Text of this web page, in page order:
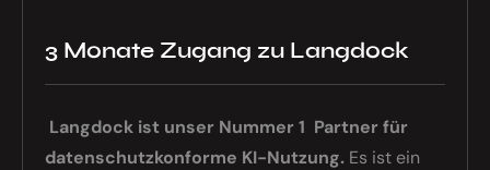
3 Monate Zugang zu Langdock
Langdock ist unser Nummer 1 Partner für
datenschutzkonforme KI-Nutzung. Es ist ein